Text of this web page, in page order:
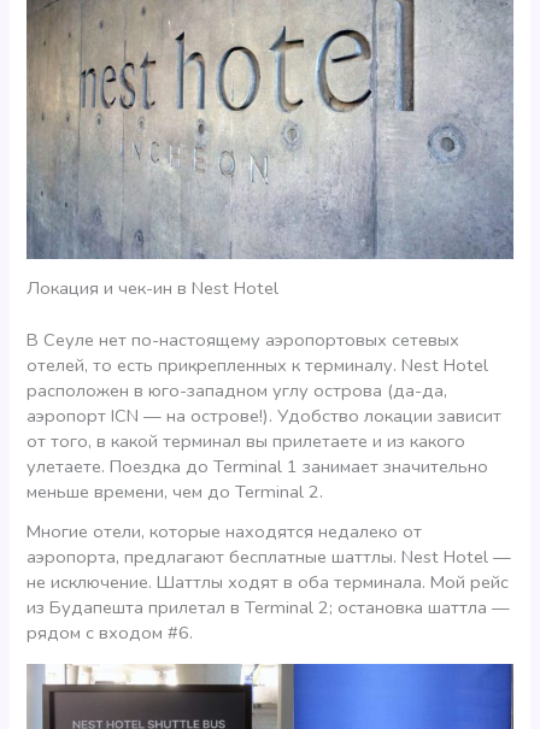
Локация и чек-ин в Nest Hotel
В Сеуле нет по-настоящему аэропортовых сетевых
отелей, то есть прикрепленных к терминалу. Nest Hotel
расположен в юго-западном углу острова (да-да,
аэропорт ICN — на острове!). Удобство локации зависит
от того, в какой терминал вы прилетаете и из какого
улетаете. Поездка до Terminal 1 занимает значительно
меньше времени, чем до Terminal 2.
Многие отели, которые находятся недалеко от
аэропорта, предлагают бесплатные шаттлы. Nest Hotel —
не исключение. Шаттлы ходят в оба терминала. Мой рейс
из Будапешта прилетал в Terminal 2; остановка шаттла —
рядом с входом #6.